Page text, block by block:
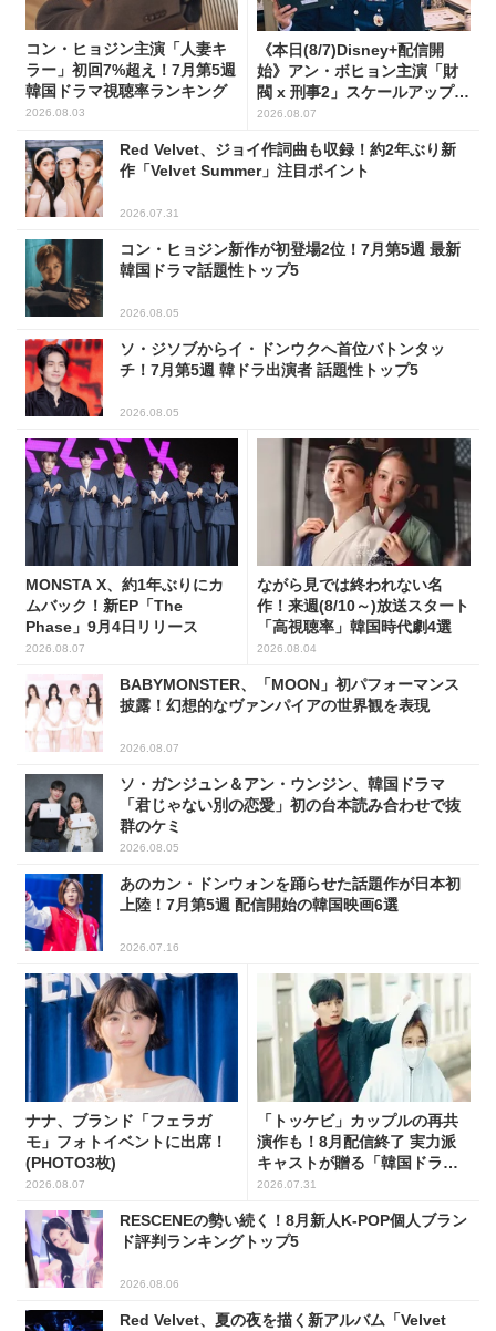
コン・ヒョジン主演「人妻キ
ラー」初回7%超え！7月第5週
韓国ドラマ視聴率ランキング
2026.08.03
《本日(8/7)Disney+配信開
始》アン・ボヒョン主演「財
閥 x 刑事2」スケールアップし
たFLEX捜査に注目
2026.08.07
Red Velvet、ジョイ作詞曲も収録！約2年ぶり新
作「Velvet Summer」注目ポイント
2026.07.31
コン・ヒョジン新作が初登場2位！7月第5週 最新
韓国ドラマ話題性トップ5
2026.08.05
ソ・ジソブからイ・ドンウクへ首位バトンタッ
チ！7月第5週 韓ドラ出演者 話題性トップ5
2026.08.05
MONSTA X、約1年ぶりにカ
ムバック！新EP「The
Phase」9月4日リリース
2026.08.07
ながら見では終われない名
作！来週(8/10～)放送スタート
「高視聴率」韓国時代劇4選
2026.08.04
BABYMONSTER、「MOON」初パフォーマンス
披露！幻想的なヴァンパイアの世界観を表現
2026.08.07
ソ・ガンジュン＆アン・ウンジン、韓国ドラマ
「君じゃない別の恋愛」初の台本読み合わせで抜
群のケミ
2026.08.05
あのカン・ドンウォンを踊らせた話題作が日本初
上陸！7月第5週 配信開始の韓国映画6選
2026.07.16
ナナ、ブランド「フェラガ
モ」フォトイベントに出席！
(PHOTO3枚)
2026.08.07
「トッケビ」カップルの再共
演作も！8月配信終了 実力派
キャストが贈る「韓国ドラ
マ」5選
2026.07.31
RESCENEの勢い続く！8月新人K-POP個人ブラン
ド評判ランキングトップ5
2026.08.06
Red Velvet、夏の夜を描く新アルバム「Velvet